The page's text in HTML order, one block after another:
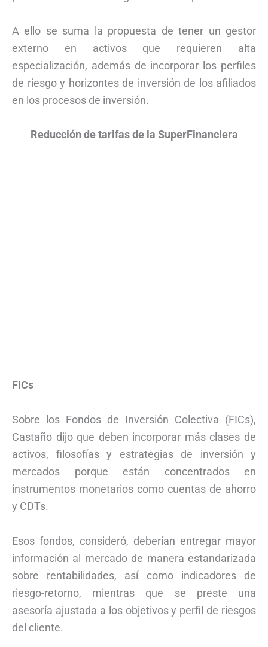
A ello se suma la propuesta de tener un gestor
externo en activos que requieren alta
especialización, además de incorporar los perfiles
de riesgo y horizontes de inversión de los afiliados
en los procesos de inversión.
Reducción de tarifas de la SuperFinanciera
FICs
Sobre los Fondos de Inversión Colectiva (FICs),
Castaño dijo que deben incorporar más clases de
activos, filosofías y estrategias de inversión y
mercados porque están concentrados en
instrumentos monetarios como cuentas de ahorro
y CDTs.
Esos fondos, consideró, deberían entregar mayor
información al mercado de manera estandarizada
sobre rentabilidades, así como indicadores de
riesgo-retorno, mientras que se preste una
asesoría ajustada a los objetivos y perfil de riesgos
del cliente.